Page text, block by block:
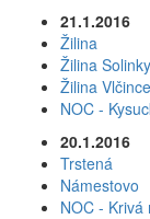
21.1.2016
Žilina
Žilina Solinky
Žilina Vlčince
NOC -
20.1.2016
Trstená
Námestovo
NOC - Krivá